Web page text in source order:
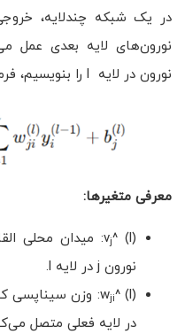
در یک شبکه چندلایه،
نورون‌های لایه بعدی عمل
نورون در لایه l را بنویسیم، فرمول به صورت زیر گسترش می‌یابد:
معرفی متغیرها:
vj
نورون j در لایه l.
wji
در لایه فعلی متصل